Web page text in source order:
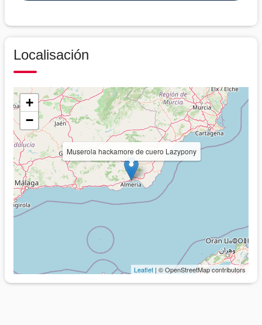
Localisación
Muserola hackamore de cuero Lazypony
+
−
Leaflet | © OpenStreetMap contributors